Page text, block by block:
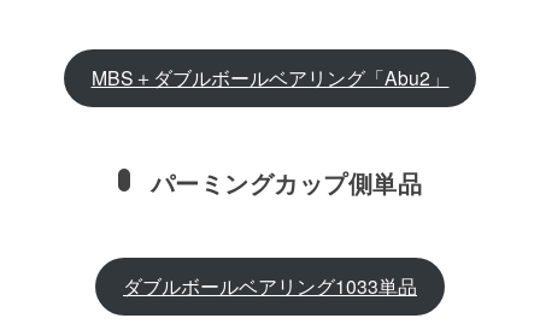
MBS＋ダブルボールベアリング「Abu2」
パーミングカップ側単品
ダブルボールベアリング1033単品